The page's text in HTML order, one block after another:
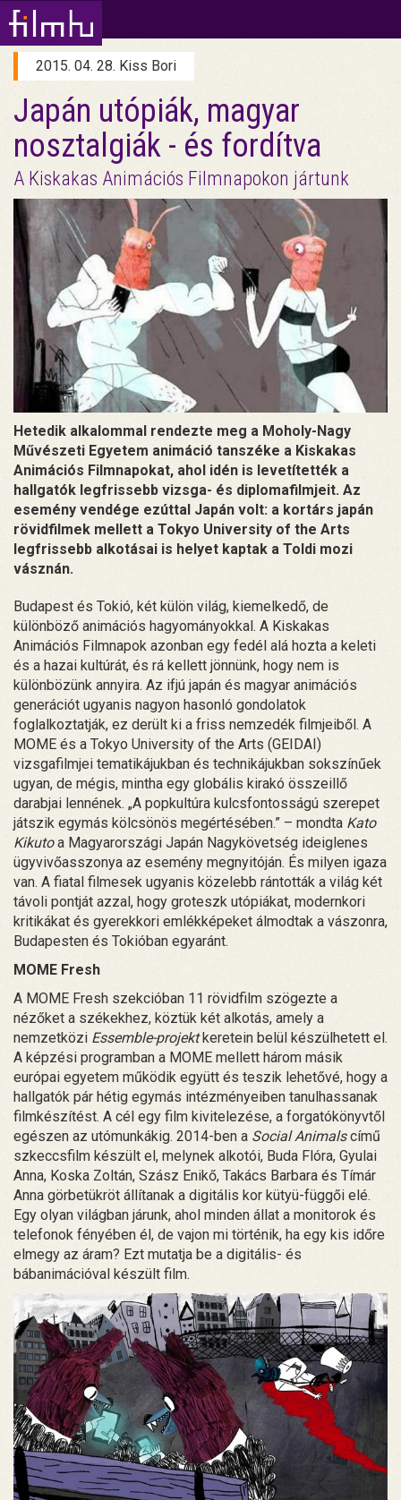
2015. 04. 28. Kiss Bori
Japán utópiák, magyar
nosztalgiák - és fordítva
A Kiskakas Animációs Filmnapokon jártunk
Hetedik alkalommal rendezte meg a Moholy-Nagy
Művészeti Egyetem animáció tanszéke a Kiskakas
Animációs Filmnapokat, ahol idén is levetítették a
hallgatók legfrissebb vizsga- és diplomafilmjeit. Az
esemény vendége ezúttal Japán volt: a kortárs japán
rövidfilmek mellett a Tokyo University of the Arts
legfrissebb alkotásai is helyet kaptak a Toldi mozi
vásznán.
Budapest és Tokió, két külön világ, kiemelkedő, de
különböző animációs hagyományokkal. A Kiskakas
Animációs Filmnapok azonban egy fedél alá hozta a keleti
és a hazai kultúrát, és rá kellett jönnünk, hogy nem is
különbözünk annyira. Az ifjú japán és magyar animációs
generációt ugyanis nagyon hasonló gondolatok
foglalkoztatják, ez derült ki a friss nemzedék filmjeiből. A
MOME és a Tokyo University of the Arts (GEIDAI)
vizsgafilmjei tematikájukban és technikájukban sokszínűek
ugyan, de mégis, mintha egy globális kirakó összeillő
darabjai lennének. „A popkultúra kulcsfontosságú szerepet
játszik egymás kölcsönös megértésében.” – mondta Kato
Kikutoa Magyarországi Japán Nagykövetség ideiglenes
ügyvivőasszonya az esemény megnyitóján. És milyen igaza
van. A fiatal filmesek ugyanis közelebb rántották a világ két
távoli pontját azzal, hogy groteszk utópiákat, modernkori
kritikákat és gyerekkori emlékképeket álmodtak a vászonra,
Budapesten és Tokióban egyaránt.
MOME Fresh
A MOME Fresh szekcióban 11 rövidfilm szögezte a
nézőket a székekhez, köztük két alkotás, amely a
nemzetközi Essemble-projektkeretein belül készülhetett el.
A képzési programban a MOME mellett három másik
európai egyetem működik együtt és teszik lehetővé, hogy a
hallgatók pár hétig egymás intézményeiben tanulhassanak
filmkészítést. A cél egy film kivitelezése, a forgatókönyvtől
egészen az utómunkákig. 2014-ben a Social Animalscímű
szkeccsfilm készült el, melynek alkotói, Buda Flóra, Gyulai
Anna, Koska Zoltán, Szász Enikő, Takács Barbara és Tímár
Anna görbetükröt állítanak a digitális kor kütyü-függői elé.
Egy olyan világban járunk, ahol minden állat a monitorok és
telefonok fényében él, de vajon mi történik, ha egy kis időre
elmegy az áram? Ezt mutatja be a digitális- és
bábanimációval készült film.